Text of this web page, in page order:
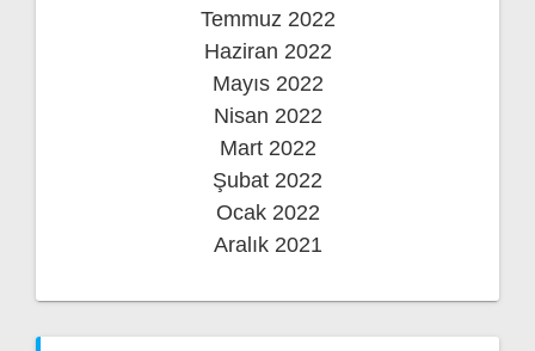
Temmuz 2022
Haziran 2022
Mayıs 2022
Nisan 2022
Mart 2022
Şubat 2022
Ocak 2022
Aralık 2021